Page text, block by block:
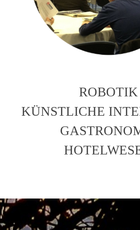
ROBOTIK
KÜNSTLICHE